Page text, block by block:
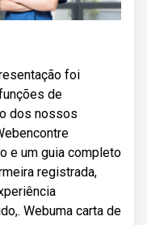
foi
de
dos nossos
e um guia completo
registrada,
Webuma carta de